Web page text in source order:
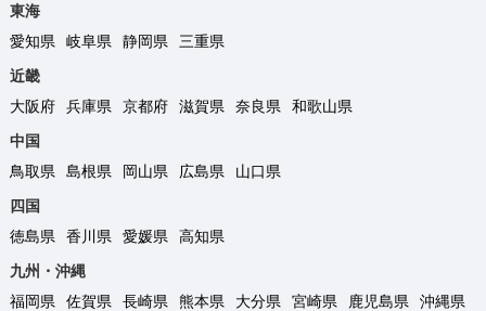
東海
愛知県
岐阜県 静岡県
三重県
近畿
大阪府
兵庫県 京都府 滋賀県 奈良県
和歌山県
中国
鳥取県
島根県 岡山県 広島県
山口県
四国
徳島県
香川県 愛媛県
高知県
九州・沖縄
福岡県
佐賀県 長崎県 熊本県 大分県 宮崎県 鹿児島県 沖縄県